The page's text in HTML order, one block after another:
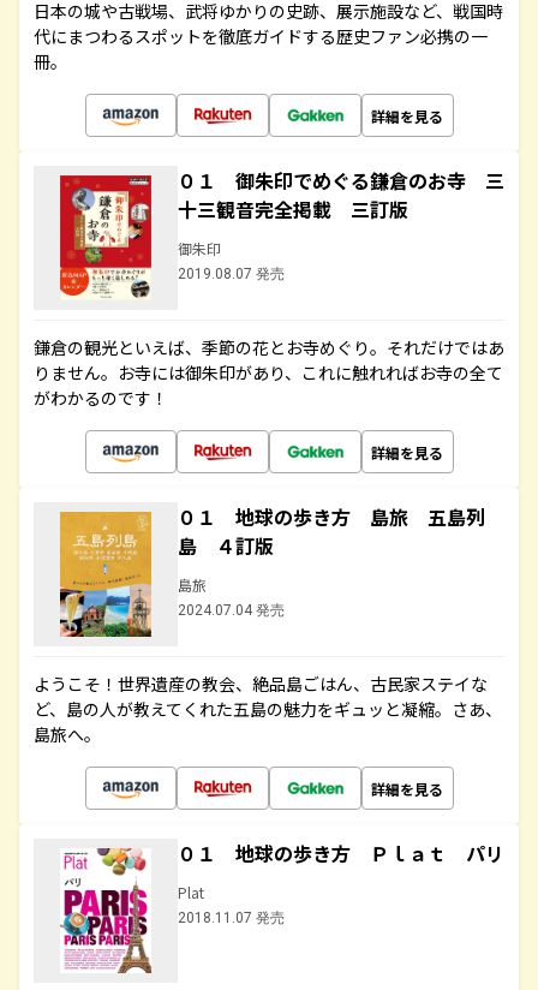
日本の城や古戦場、武将ゆかりの史跡、展示施設など、戦国時
代にまつわるスポットを徹底ガイドする歴史ファン必携の一
冊。
詳細を見る
０１ 御朱印でめぐる鎌倉のお寺 三
十三観音完全掲載 三訂版
御朱印
2019.08.07 発売
鎌倉の観光といえば、季節の花とお寺めぐり。それだけではあ
りません。お寺には御朱印があり、これに触れればお寺の全て
がわかるのです！
詳細を見る
０１ 地球の歩き方 島旅 五島列
島 ４訂版
島旅
2024.07.04 発売
ようこそ！世界遺産の教会、絶品島ごはん、古民家ステイな
ど、島の人が教えてくれた五島の魅力をギュッと凝縮。さあ、
島旅へ。
詳細を見る
０１ 地球の歩き方 Ｐｌａｔ パリ
Plat
2018.11.07 発売